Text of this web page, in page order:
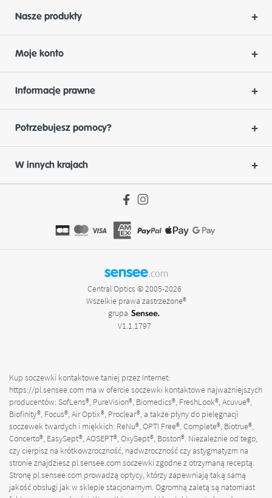
Nasze produkty
Moje konto
Informacje prawne
Potrzebujesz pomocy?
W innych krajach
sensee.com
Central Optics © 2005-2026
Wszelkie prawa zastrzeżone®
grupa
V1.1.1797
Kup soczewki kontaktowe taniej przez Internet:
https://pl.sensee.com ma w ofercie soczewki kontaktowe najważniejszych
producentów: SofLens®, PureVision®, Biomedics®, FreshLook®, Acuvue®,
Biofinity®, Focus®, Air Optix®, Proclear®, a także płyny do pielęgnacji
soczewek twardych i miękkich: ReNu®, OPTI Free®, Complete®, Biotrue®,
Concerto®, EasySept®, AOSEPT®, OxySept®, Boston®. Niezależnie od tego,
czy cierpisz na krótkowzroczność, nadwzroczność czy astygmatyzm na
stronie znajdziesz pl.sensee.comsoczewki zgodne z otrzymaną receptą.
Stronę pl.sensee.com prowadzą optycy, którzy zapewniają taką samą
jakość obsługi jak w sklepie stacjonarnym. Ogromną zaletą są natomiast